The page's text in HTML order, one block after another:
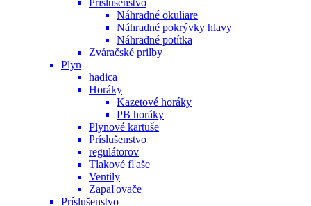
Náhradné okuliare
Náhradné pokrývky hlavy
Náhradné potítka
Zváračské prilby
Plyn
hadica
Horáky
Kazetové horáky
PB horáky
Plynové kartuše
Príslušenstvo
regulátorov
Tlakové fľaše
Ventily
Zapaľovače
Príslušenstvo